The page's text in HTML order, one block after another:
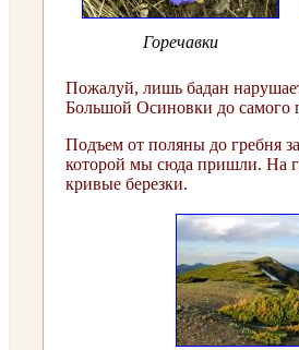
Горечавки
Пожалуй, лишь бадан
Большой Осиновки до самого
Подъем от поляны до гребня
которой мы сюда пришли. На
кривые березки.